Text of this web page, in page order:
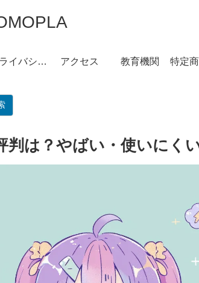
プライバシーポリシー アクセス 教育機関
判は？やばい・使いにく